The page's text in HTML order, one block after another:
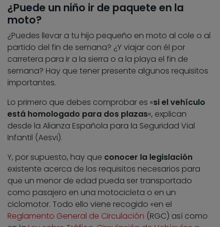
¿Puede un niño ir de paquete en la
moto?
¿Puedes llevar a tu hijo pequeño en moto al cole o al
partido del fin de semana? ¿Y viajar con él por
carretera para ir a la sierra o a la playa el fin de
semana? Hay que tener presente algunos requisitos
importantes.
Lo primero que debes comprobar es «si el vehículo
está homologado para dos plazas«, explican
desde la Alianza Española para la Seguridad Vial
Infantil (Aesvi).
Y, por supuesto, hay que conocer la legislación
existente acerca de los requisitos necesarios para
que un menor de edad pueda ser transportado
como pasajero en una motocicleta o en un
ciclomotor. Todo ello viene recogido «en el
Reglamento General de Circulación (RGC) así como